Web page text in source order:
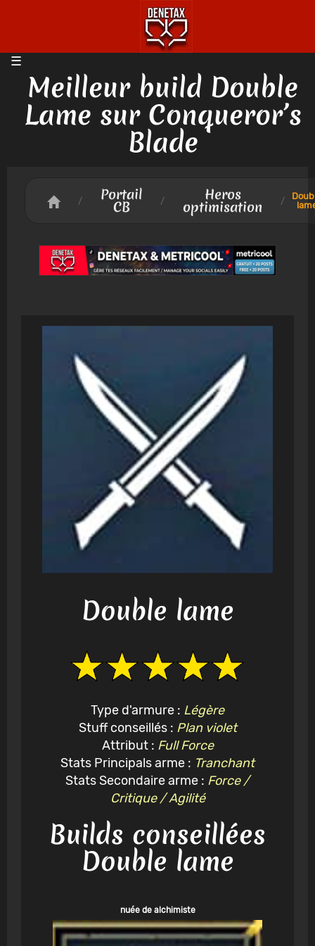
Meilleur build Double
Lame sur Conqueror’s
Blade
/ Portail
CB / Heros
optimisation /
Double lame
Type d'armure : Légère
Stuff conseillés : Plan violet
Attribut : Full Force
Stats Principals arme : Tranchant
Stats Secondaire arme : Force /
Critique / Agilité
Builds conseillées
Double lame
nuée de alchimiste